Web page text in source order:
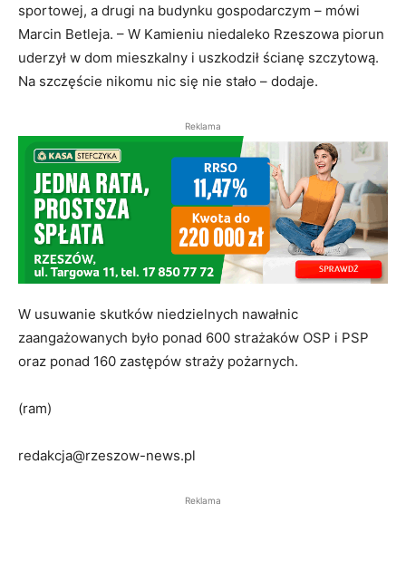
sportowej, a drugi na budynku gospodarczym – mówi
Marcin Betleja. – W Kamieniu niedaleko Rzeszowa piorun
uderzył w dom mieszkalny i uszkodził ścianę szczytową.
Na szczęście nikomu nic się nie stało – dodaje.
Reklama
W usuwanie skutków niedzielnych nawałnic
zaangażowanych było ponad 600 strażaków OSP i PSP
oraz ponad 160 zastępów straży pożarnych.
(ram)
redakcja@rzeszow-news.pl
Reklama